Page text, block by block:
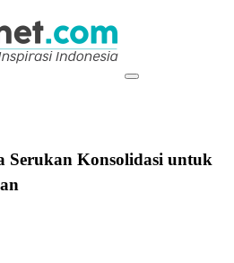
Serukan Konsolidasi untuk